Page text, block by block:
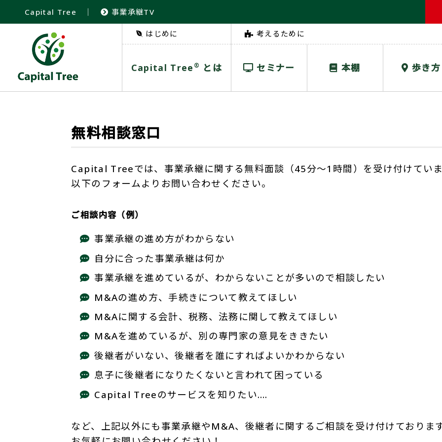
Capital Tree ｜ 事業承継TV
はじめに
Capital Tree ® とは
考えるために
セミナー 本棚 歩き方
無料相談窓口
Capital Treeでは、事業承継に関する無料面談（45分～1時間）を受け付けてい
以下のフォームよりお問い合わせください。
ご相談内容（例）
事業承継の進め方がわからない
自分に合った事業承継は何か
事業承継を進めているが、わからないことが多いので相談したい
M&Aの進め方、手続きについて教えてほしい
M&Aに関する会計、税務、法務に関して教えてほしい
M&Aを進めているが、別の専門家の意見をききたい
後継者がいない、後継者を誰にすればよいかわからない
息子に後継者になりたくないと言われて困っている
Capital Treeのサービスを知りたい….
など、上記以外にも事業承継やM&A、後継者に関するご相談を受け付けておりま